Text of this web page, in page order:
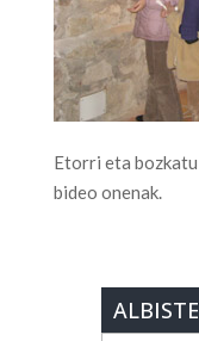
Etorri eta
bideo onenak.